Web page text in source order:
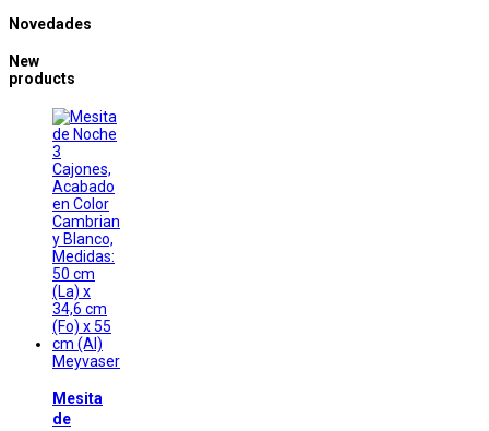
Novedades
New
products
Meyvaser
Mesita
de